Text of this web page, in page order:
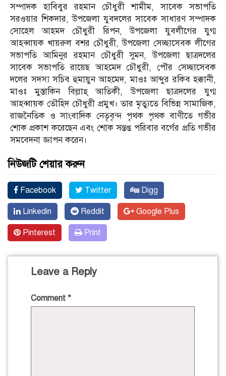
সম্পাদক হাবিবুর রহমান চৌধুরী শামীম, সাবেক সভাপতি
সরওয়ার শিকদার, উপজেলা যুবদলের সাবেক সাধারণ সম্পাদক
সোহেল আহমদ চৌধুরী রিপন, উপজেলা যুবলীগের যুগ্ম
আহব্বায়ক খায়রুল বশর চৌধুরী, উপজেলা সেচ্ছাসেবক লীগের
সভাপতি আমিনুর রহমান চৌধুরী সুমন, উপজেলা ছাত্রদলের
সাবেক সভাপতি রায়েছ আহমেদ চৌধুরী, পৌর সেচ্ছাসেবক
দলের সদস্য সচিব হুমায়ুন আহমেদ, মাওঃ আব্দুর রকিব হক্কানী,
মাওঃ মুস্তাকিন বিল্লাহ্ আতিকী, উপজেলা ছাত্রদলের যুগ্ম
আহব্বায়ক তৌহিদ চৌধুরী প্রমুখ। তার মৃত্যুতে বিভিন্ন সামাজিক,
রাজনৈতিক ও সাংবাদিক নেতৃবৃন্দ পৃথক পৃথক বাণীতে গভীর
শোক প্রকাশ করেছেন এবং শোক সন্তপ্ত পরিবার বর্গের প্রতি গভীর
সমবেদনা জ্ঞাপন করেন।
নিউজটি শেয়ার করুন
Facebook Twitter Digg
Linkedin Reddit Google Plus
Pinterest Print
Leave a Reply
Comment *